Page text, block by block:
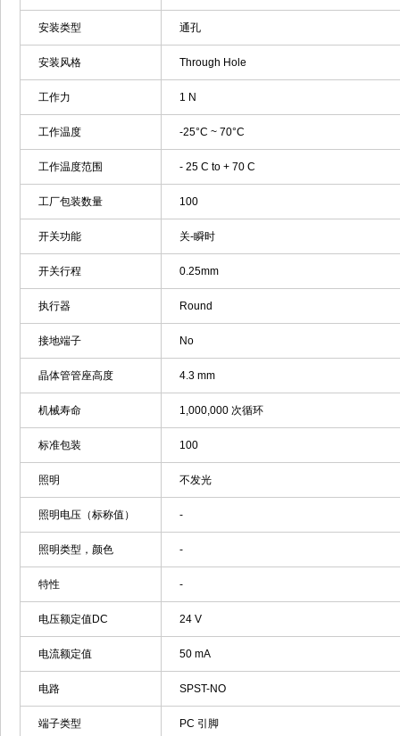
安装类型 通孔
安装风格 Through Hole
工作力 1 N
工作温度 -25°C ~ 70°C
工作温度范围 - 25 C to + 70 C
工厂包装数量 100
开关功能 关-瞬时
开关行程 0.25mm
执行器 Round
接地端子 No
晶体管管座高度 4.3 mm
机械寿命 1,000,000 次循环
标准包装 100
照明 不发光
照明电压（标称值） -
照明类型，颜色 -
特性 -
电压额定值DC 24 V
电流额定值 50 mA
电路 SPST-NO
端子类型 PC 引脚